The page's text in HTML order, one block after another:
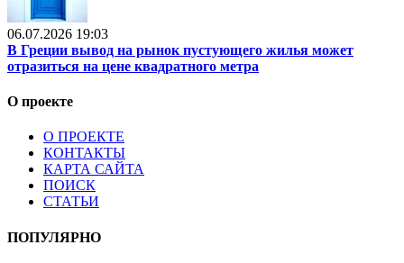
06.07.2026 19:03
В Греции вывод на рынок пустующего жилья может
отразиться на цене квадратного метра
О проекте
О ПРОЕКТЕ
КОНТАКТЫ
КАРТА САЙТА
ПОИСК
СТАТЬИ
ПОПУЛЯРНО